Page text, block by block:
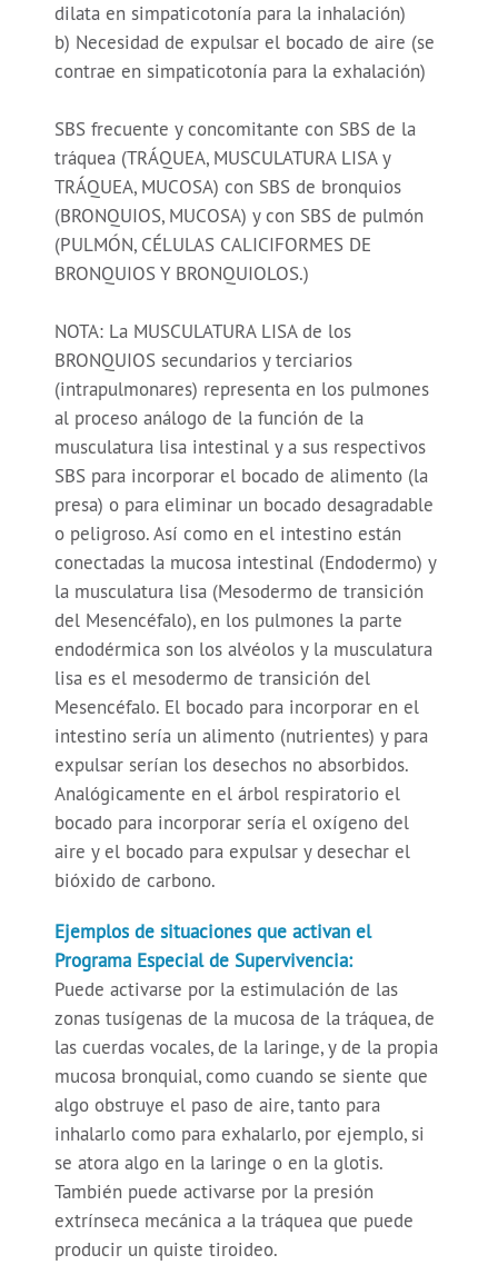
dilata en simpaticotonía para la inhalación)
b) Necesidad de expulsar el bocado de aire (se
contrae en simpaticotonía para la exhalación)
SBS frecuente y concomitante con SBS de la
tráquea (TRÁQUEA, MUSCULATURA LISA y
TRÁQUEA, MUCOSA) con SBS de bronquios
(BRONQUIOS, MUCOSA) y con SBS de pulmón
(PULMÓN, CÉLULAS CALICIFORMES DE
BRONQUIOS Y BRONQUIOLOS.)
NOTA: La MUSCULATURA LISA de los
BRONQUIOS secundarios y terciarios
(intrapulmonares) representa en los pulmones
al proceso análogo de la función de la
musculatura lisa intestinal y a sus respectivos
SBS para incorporar el bocado de alimento (la
presa) o para eliminar un bocado desagradable
o peligroso. Así como en el intestino están
conectadas la mucosa intestinal (Endodermo) y
la musculatura lisa (Mesodermo de transición
del Mesencéfalo), en los pulmones la parte
endodérmica son los alvéolos y la musculatura
lisa es el mesodermo de transición del
Mesencéfalo. El bocado para incorporar en el
intestino sería un alimento (nutrientes) y para
expulsar serían los desechos no absorbidos.
Analógicamente en el árbol respiratorio el
bocado para incorporar sería el oxígeno del
aire y el bocado para expulsar y desechar el
bióxido de carbono.
Ejemplos de situaciones que activan el
Programa Especial de Supervivencia:
Puede activarse por la estimulación de las
zonas tusígenas de la mucosa de la tráquea, de
las cuerdas vocales, de la laringe, y de la propia
mucosa bronquial, como cuando se siente que
algo obstruye el paso de aire, tanto para
inhalarlo como para exhalarlo, por ejemplo, si
se atora algo en la laringe o en la glotis.
También puede activarse por la presión
extrínseca mecánica a la tráquea que puede
producir un quiste tiroideo.